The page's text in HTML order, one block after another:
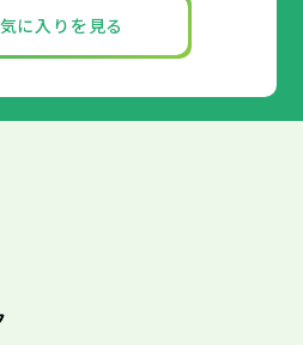
に入りを見る